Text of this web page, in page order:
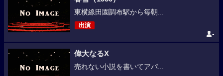
東横線田園調布駅から毎朝...
出演
-
偉大なるX
売れない小説を書いてアパ...